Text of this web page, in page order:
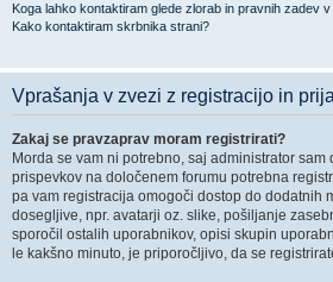
Koga lahko kontaktiram glede zlorab in pravnih zadev
Kako kontaktiram skrbnika strani?
Vprašanja v zvezi z registracijo in
Zakaj se pravzaprav moram registrirati?
Morda se vam ni potrebno, saj administrator
prispevkov na določenem forumu potrebna
pa vam registracija omogoči dostop do dodatnih
dosegljive, npr. avatarji oz. slike, pošiljanje
sporočil ostalih uporabnikov, opisi skupin
le kakšno minuto, je priporočljivo, da se